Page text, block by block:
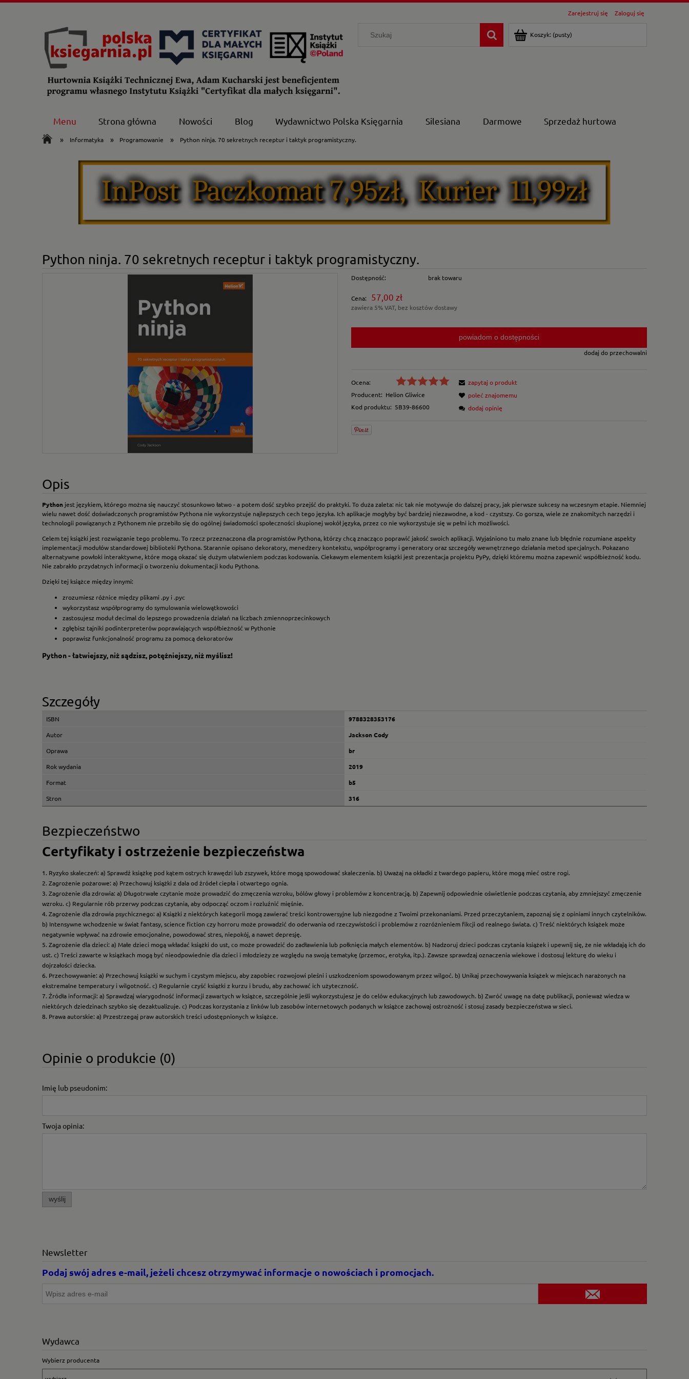
Zarejestruj się Zaloguj się
Koszyk: (pusty)
Menu Strona główna Nowości Blog Wydawnictwo Polska Księgarnia Silesiana Darmowe Sprzedaż hurtowa
» Informatyka » Programowanie » Python ninja. 70 sekretnych receptur i taktyk programistyczny.
Python ninja. 70 sekretnych receptur i taktyk programistyczny.
Dostępność: brak towaru
Cena: 57,00 zł
zawiera 5% VAT, bez kosztów dostawy
powiadom o dostępności
dodaj do przechowalni
Ocena:
Producent: Helion Gliwice
Kod produktu: 5B39-86600
zapytaj o produkt
poleć znajomemu
dodaj opinię
Opis
Python jest językiem, którego można się nauczyć stosunkowo łatwo - a potem dość szybko przejść do praktyki. To duża zaleta: nic tak nie motywuje do dalszej pracy, jak pierwsze sukcesy na wczesnym etapie. Niemniej
wielu nawet dość doświadczonych programistów Pythona nie wykorzystuje najlepszych cech tego języka. Ich aplikacje mogłyby być bardziej niezawodne, a kod - czystszy. Co gorsza, wiele ze znakomitych narzędzi i
technologii powiązanych z Pythonem nie przebiło się do ogólnej świadomości społeczności skupionej wokół języka, przez co nie wykorzystuje się w pełni ich możliwości.
Celem tej książki jest rozwiązanie tego problemu. To rzecz przeznaczona dla programistów Pythona, którzy chcą znacząco poprawić jakość swoich aplikacji. Wyjaśniono tu mało znane lub błędnie rozumiane aspekty
implementacji modułów standardowej biblioteki Pythona. Starannie opisano dekoratory, menedżery kontekstu, współprogramy i generatory oraz szczegóły wewnętrznego działania metod specjalnych. Pokazano
alternatywne powłoki interaktywne, które mogą okazać się dużym ułatwieniem podczas kodowania. Ciekawym elementem książki jest prezentacja projektu PyPy, dzięki któremu można zapewnić współbieżność kodu.
Nie zabrakło przydatnych informacji o tworzeniu dokumentacji kodu Pythona.
Dzięki tej książce między innymi:
zrozumiesz różnice między plikami .py i .pyc
wykorzystasz współprogramy do symulowania wielowątkowości
zastosujesz moduł decimal do lepszego prowadzenia działań na liczbach zmiennoprzecinkowych
zgłębisz tajniki podinterpreterów poprawiających współbieżność w Pythonie
poprawisz funkcjonalność programu za pomocą dekoratorów
Python - łatwiejszy, niż sądzisz, potężniejszy, niż myślisz!
Szczegóły
ISBN
9788328353176
Autor
Jackson Cody
Oprawa
br
Rok wydania
2019
Format
b5
Stron
316
Bezpieczeństwo
Certyfikaty i ostrzeżenie bezpieczeństwa
1. Ryzyko skaleczeń: a) Sprawdź książkę pod kątem ostrych krawędzi lub zszywek, które mogą spowodować skaleczenia. b) Uważaj na okładki z twardego papieru, które mogą mieć ostre rogi.
2. Zagrożenie pożarowe: a) Przechowuj książki z dala od źródeł ciepła i otwartego ognia.
3. Zagrożenie dla zdrowia: a) Długotrwałe czytanie może prowadzić do zmęczenia wzroku, bólów głowy i problemów z koncentracją. b) Zapewnij odpowiednie oświetlenie podczas czytania, aby zmniejszyć zmęczenie
wzroku. c) Regularnie rób przerwy podczas czytania, aby odpocząć oczom i rozluźnić mięśnie.
4. Zagrożenie dla zdrowia psychicznego: a) Książki z niektórych kategorii mogą zawierać treści kontrowersyjne lub niezgodne z Twoimi przekonaniami. Przed przeczytaniem, zapoznaj się z opiniami innych czytelników.
b) Intensywne wchodzenie w świat fantasy, science fiction czy horroru może prowadzić do oderwania od rzeczywistości i problemów z rozróżnieniem fikcji od realnego świata. c) Treść niektórych książek może
negatywnie wpływać na zdrowie emocjonalne, powodować stres, niepokój, a nawet depresję.
5. Zagrożenie dla dzieci: a) Małe dzieci mogą wkładać książki do ust, co może prowadzić do zadławienia lub połknięcia małych elementów. b) Nadzoruj dzieci podczas czytania książek i upewnij się, że nie wkładają ich do
ust. c) Treści zawarte w książkach mogą być nieodpowiednie dla dzieci i młodzieży ze względu na swoją tematykę (przemoc, erotyka, itp.). Zawsze sprawdzaj oznaczenia wiekowe i dostosuj lekturę do wieku i
dojrzałości dziecka.
6. Przechowywanie: a) Przechowuj książki w suchym i czystym miejscu, aby zapobiec rozwojowi pleśni i uszkodzeniom spowodowanym przez wilgoć. b) Unikaj przechowywania książek w miejscach narażonych na
ekstremalne temperatury i wilgotność. c) Regularnie czyść książki z kurzu i brudu, aby zachować ich użyteczność.
7. Źródła informacji: a) Sprawdzaj wiarygodność informacji zawartych w książce, szczególnie jeśli wykorzystujesz je do celów edukacyjnych lub zawodowych. b) Zwróć uwagę na datę publikacji, ponieważ wiedza w
niektórych dziedzinach szybko się dezaktualizuje. c) Podczas korzystania z linków lub zasobów internetowych podanych w książce zachowaj ostrożność i stosuj zasady bezpieczeństwa w sieci.
8. Prawa autorskie: a) Przestrzegaj praw autorskich treści udostępnionych w książce.
Opinie o produkcie (0)
Imię lub pseudonim:
Twoja opinia:
wyślij
Newsletter
Podaj swój adres e-mail, jeżeli chcesz otrzymywać informacje o nowościach i promocjach.
Wydawca
Wybierz producenta